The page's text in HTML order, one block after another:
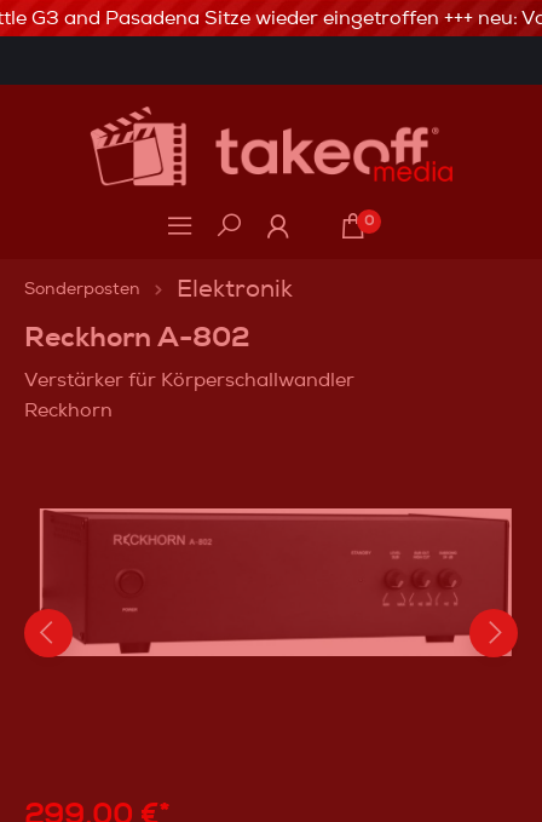
3% Skonto bei Vorkasse via Banküberweisung
G3 and Pasadena Sitze wieder eingetroffen +++ neu:
0
Sonderposten Elektronik
Reckhorn A-802
Verstärker für Körperschallwandler
Reckhorn